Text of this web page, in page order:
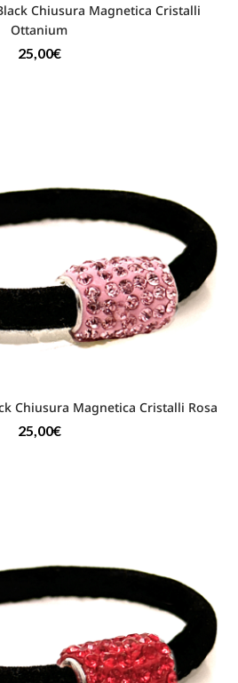
Chiusura Magnetica Cristalli
Ottanium
25,00€
Chiusura Magnetica Cristalli Rosa
25,00€